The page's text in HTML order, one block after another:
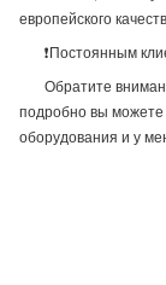
европейского
❗Постоянным
Обратите
подробно вы можете
оборудования и у